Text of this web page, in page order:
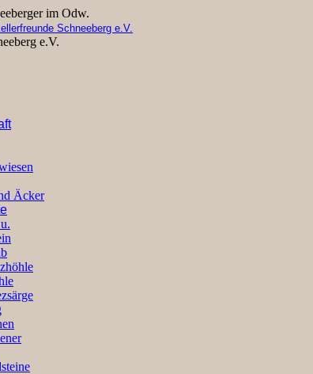
Schneeberg e.V.
Äcker